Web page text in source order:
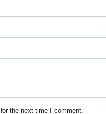
the next time I comment.